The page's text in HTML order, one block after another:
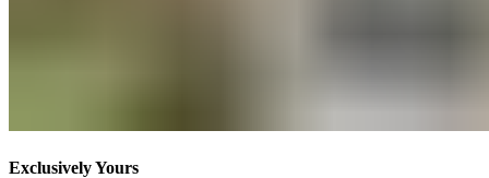
Exclusively Yours​​​​‌ ‍ ​‍​‍‌‍ ‌ ​‍‌‍‍‌‌‍‌ ‌‍‍‌‌‍ ‍​‍​‍​ ‍‍​‍​‍‌ ​ ‌‍​‌‌‍ ‍‌‍‍‌‌ ‌​‌ ‍‌​‍ ‍‌‍‍‌‌‍ ​‍​‍​‍ ​​‍​‍‌‍‍​‌ ​‍‌‍‌‌‌‍‌‍​‍​‍​ ‍‍​‍​‍‌‍‍​‌ ‌​‌ ‌​‌ ​​‌ ​ ​ ‍‍​‍ ​‍ ‌‍ ​​‍ ‌‌‍​‌‌‍ ‍‌‍‌​​‍ ‌‌ ​‍​‍ ‌‌‍‍​‌‍ ‌ ‌​‌‍‌‌‌‍ ​‌ ​ ​‍ ‌‌ ​ ‌ ‌​‌ ‌‌‌‍‌​‌‍‍‌‌‍ ​‍ ‍‌ ‌‍‌‍‌‌‌ ​‍‌‍​ ‌‍‌‌‌‍ ​​‍ ‍‌‍​‌‌ ​​‌ ​​​‍ ‌‍‍‌‌‍ ‍‌ ‌​‌‍‌‌‌‍ ‍‌ ‌​​‍ ‌‍‌‌‌‍‌​‌‍‍‌‌ ‌​​‍ ‌‍ ‌‌‍ ‌‍‌​‌‍‌‌​ ‌‌ ​​‌ ​‍‌‍‌‌‌ ​ ‌‍‌‌‌‍ ‍‌ ‌​‌‍​‌‌ ‌​‌‍‍‌‌‍ ‌‍ ‍​ ‍ ‌‍‍‌‌‍‌​​ ‌​ ​‍​ ‍‌​ ‌​‌‍‌​​ ‌‌​ ‌‌‌‍‌‍​ ‌​​‍ ‌‌‍​‍‌‍‌‌​ ‌‌‌‍‌‌​‍ ‌​ ‌​​ ​​‌‍​‌​ ​‌​‍ ‌‌‍​‌​ ‌ ​ ‍‌​ ‌ ​‍ ‌‌‍‌‍​ ‌ ​ ​ ‌‍​‍‌‍‌‍‌‍‌​‌‍​ ‌‍‌‌​ ‌ ‌‍​‍‌‍‌‌​ ​​​ ‍ ‌ ‌​‌ ‍‌‌ ​​‌‍‌‌​ ‌‌‍‍​‌‍ ‌ ‌​‌‍‌‌‌‍ ​‌‌​ ‌‍‍‌‌ ‌​‌‍‌‌‌‌​​‌‍​‌‌‍‌ ‌‍‌‌​ ‍ ‌ ​​‌‍​‌‌ ‌​‌‍‍​​ ‌‌ ​​‌‍​‌‌‍‌ ‌‍‌‌‌​​‍‌ ‌‌‌‍‍‌‌‍ ​‌‍‌​‌‍‌‌‌ ​‍​‍‌‌​ ‌‌‌​​‍‌‌ ‌‍‍ ‌‍‌‌‌ ‍‌​‍‌‌​ ​ ‌​‌​​‍‌‌​ ​ ‌​‌​​‍‌‌​ ​‍​ ​‍‌‍​‍​ ​ ‌‍‌‍​ ​‌​ ‌‍​ ‍‌‌‍‌‍​ ‍​‌‍‌‍‌‍‌‍‌‍‌‌​ ​‍​‍‌‌​ ​‍​ ​‍​‍‌‌​ ‌‌‌​‌​​‍ ‍‌‍​ ‌‍ ‌‍ ‍‌ ‌​‌‍‌‌‌‍ ‍‌ ‌​​‍‌‌​ ‌‌‌​​‍‌‌ ‌‍‍ ‌‍‌‌‌ ‍‌​‍‌‌​ ​ ‌​‌​​‍‌‌​ ​ ‌​‌​​‍‌‌​ ​‍​ ​‍​ ‌​​ ​‍​ ‍‌‌‍​‍‌‍​‌​ ‌‌​ ​‌​ ‌​‌‍​‍‌‍​ ‌‍​‌​ ​‍​‍‌‌​ ​‍​ ​‍​‍‌‌​ ‌‌‌​‌​​‍ ‍‌ ‌​‌‍‍‌‌ ‌​‌‍ ​‌‍‌‌​ ‌‍​‍‌‍​‌‌ ​ ‌‍‌‌‌‌‌‌‌ ​‍‌‍ ​​ ‌‌‍‍​‌ ‌​‌ ‌​‌ ​​‌ ​ ​‍‌‌​ ​ ‌​​‌​‍‌‌​ ​‍‌​‌‍​‍‌‌​ ​‍‌​‌‍‌‍ ​​‍ ‌‌‍​‌‌‍ ‍‌‍‌​​‍ ‌‌ ​‍​‍ ‌‌‍‍​‌‍ ‌ ‌​‌‍‌‌‌‍ ​‌ ​ ​‍ ‌‌ ​ ‌ ‌​‌ ‌‌‌‍‌​‌‍‍‌‌‍ ​‍ ‍‌ ‌‍‌‍‌‌‌ ​‍‌‍​ ‌‍‌‌‌‍ ​​‍ ‍‌‍​‌‌ ​​‌ ​​​‍‌‍‌‍‍‌‌‍‌​​ ‌​ ​‍​ ‍‌​ ‌​‌‍‌​​ ‌‌​ ‌‌‌‍‌‍​ ‌​​‍ ‌‌‍​‍‌‍‌‌​ ‌‌‌‍‌‌​‍ ‌​ ‌​​ ​​‌‍​‌​ ​‌​‍ ‌‌‍​‌​ ‌ ​ ‍‌​ ‌ ​‍ ‌‌‍‌‍​ ‌ ​ ​ ‌‍​‍‌‍‌‍‌‍‌​‌‍​ ‌‍‌‌​ ‌ ‌‍​‍‌‍‌‌​ ​​​‍‌‍‌ ‌​‌ ‍‌‌ ​​‌‍‌‌​ ‌‌‍‍​‌‍ ‌ ‌​‌‍‌‌‌‍ ​‌‌​ ‌‍‍‌‌ ‌​‌‍‌‌‌‌​​‌‍​‌‌‍‌ ‌‍‌‌​‍‌‍‌ ​​‌‍​‌‌ ‌​‌‍‍​​ ‌‌ ​​‌‍​‌‌‍‌ ‌‍‌‌‌​​‍‌ ‌‌‌‍‍‌‌‍ ​‌‍‌​‌‍‌‌‌ ​‍​‍‌‌​ ‌‌‌​​‍‌‌ ‌‍‍ ‌‍‌‌‌ ‍‌​‍‌‌​ ​ ‌​‌​​‍‌‌​ ​ ‌​‌​​‍‌‌​ ​‍​ ​‍‌‍​‍​ ​ ‌‍‌‍​ ​‌​ ‌‍​ ‍‌‌‍‌‍​ ‍​‌‍‌‍‌‍‌‍‌‍‌‌​ ​‍​‍‌‌​ ​‍​ ​‍​‍‌‌​ ‌‌‌​‌​​‍ ‍‌‍​ ‌‍ ‌‍ ‍‌ ‌​‌‍‌‌‌‍ ‍‌ ‌​​‍‌‌​ ‌‌‌​​‍‌‌ ‌‍‍ ‌‍‌‌‌ ‍‌​‍‌‌​ ​ ‌​‌​​‍‌‌​ ​ ‌​‌​​‍‌‌​ ​‍​ ​‍​ ‌​​ ​‍​ ‍‌‌‍​‍‌‍​‌​ ‌‌​ ​‌​ ‌​‌‍​‍‌‍​ ‌‍​‌​ ​‍​‍‌‌​ ​‍​ ​‍​‍‌‌​ ‌‌‌​‌​​‍ ‍‌ ‌​‌‍‍‌‌ ‌​‌‍ ​‌‍‌‌​‍‌‍‌ ​​‌‍‌‌‌ ​‍‌ ​ ‌ ​​‌‍‌‌‌‍​ ‌ ‌​‌‍‍‌‌ ‌‍‌‍‌‌​ ‌‌ ​​‌ ‌‌‌‍​‍‌‍ ​‌‍‍‌‌ ​ ‌‍‍​‌‍‌‌‌‍‌​​‍​‍‌ ‌